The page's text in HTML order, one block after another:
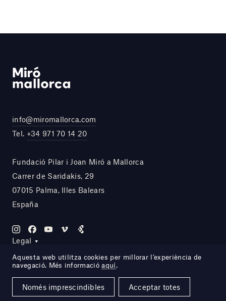
info@miromallorca.com
Tel. +34 971 70 14 20
Fundació Pilar i Joan Miró a Mallorca
Carrer de Saridakis, 29
07015 Palma, Illes Balears
España
Legal
Site by DOMO—A
Aquesta web utilitza cookies per millorar l’experiència de
navegació. Més informacióaquí.
Només imprescindibles Acceptar totes